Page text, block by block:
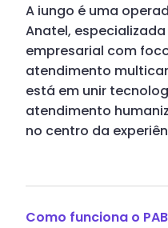
A iungo é uma
Anatel,
empresarial com
atendimento
está em unir
atendimento
no centro da
Como funciona o